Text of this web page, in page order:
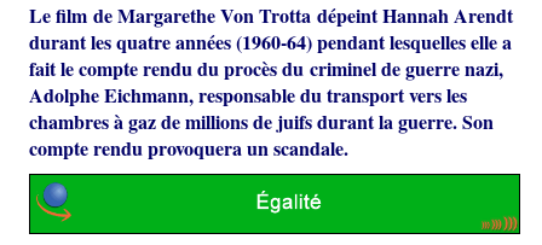
Le film de Margarethe Von Trotta dépeint Hannah Arendt
durant les quatre années (1960-64) pendant lesquelles elle a
fait le compte rendu du procès du criminel de guerre nazi,
Adolphe Eichmann, responsable du transport vers les
chambres à gaz de millions de juifs durant la guerre. Son
compte rendu provoquera un scandale.